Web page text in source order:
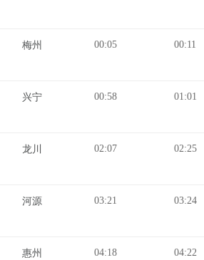
梅州 00:05 00:11
兴宁 00:58 01:01
龙川 02:07 02:25
河源 03:21 03:24
惠州 04:18 04:22